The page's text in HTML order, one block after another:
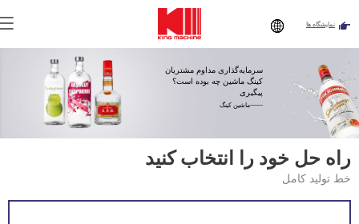
نمایشگاه ها
خط پر کردن شراب بطری شیشه
ای
سرمایه‌گذاری مداوم مشتریان
کینگ ماشین چه بوده است؟
پیگیری
——ماشین کینگ
راه حل خود را انتخاب کنید
خط تولید کامل